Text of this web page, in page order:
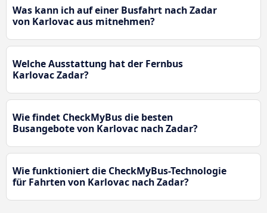
Was kann ich auf einer Busfahrt nach Zadar
von Karlovac aus mitnehmen?
Welche Ausstattung hat der Fernbus
Karlovac Zadar?
Wie findet CheckMyBus die besten
Busangebote von Karlovac nach Zadar?
Wie funktioniert die CheckMyBus-Technologie
für Fahrten von Karlovac nach Zadar?